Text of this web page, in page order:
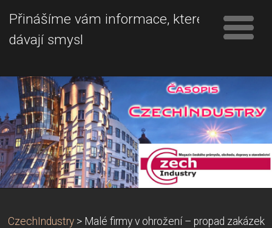
Přinášíme vám informace, které
dávají smysl
CzechIndustry > Malé firmy v ohrožení – propad zakázek